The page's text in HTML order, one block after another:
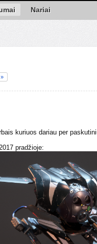
Nariai
»
kuriuos dariau per
pradžioje: